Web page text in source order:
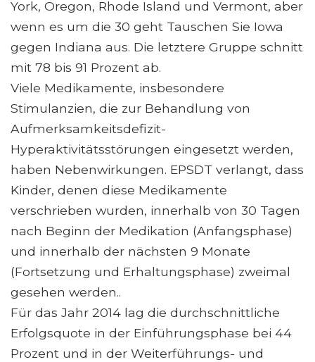
York, Oregon, Rhode Island und Vermont, aber
wenn es um die 30 geht Tauschen Sie Iowa
gegen Indiana aus. Die letztere Gruppe schnitt
mit 78 bis 91 Prozent ab.
Viele Medikamente, insbesondere
Stimulanzien, die zur Behandlung von
Aufmerksamkeitsdefizit-
Hyperaktivitätsstörungen eingesetzt werden,
haben Nebenwirkungen. EPSDT verlangt, dass
Kinder, denen diese Medikamente
verschrieben wurden, innerhalb von 30 Tagen
nach Beginn der Medikation (Anfangsphase)
und innerhalb der nächsten 9 Monate
(Fortsetzung und Erhaltungsphase) zweimal
gesehen werden..
Für das Jahr 2014 lag die durchschnittliche
Erfolgsquote in der Einführungsphase bei 44
Prozent und in der Weiterführungs- und